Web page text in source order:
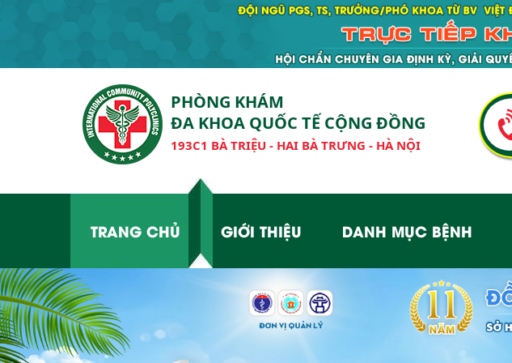
PHÒNG KHÁM
ĐA KHOA QUỐC TẾ CỘNG ĐỒNG
193C1 BÀ TRIỆU - HAI BÀ TRƯNG - HÀ NỘI
TRANG CHỦ GIỚI THIỆU DANH MỤC BỆNH